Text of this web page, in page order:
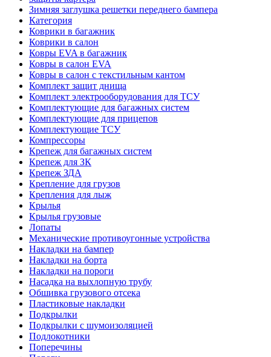
Зимняя заглушка решетки переднего бампера
Категория
Коврики в багажник
Коврики в салон
Ковры EVA в багажник
Ковры в салон EVA
Ковры в салон с текстильным кантом
Комплект защит днища
Комплект электрооборудования для ТСУ
Комплектующие для багажных систем
Комплектующие для прицепов
Комплектующие ТСУ
Компрессоры
Крепеж для багажных систем
Крепеж для ЗК
Крепеж ЗДА
Крепление для грузов
Крепления для лыж
Крылья
Крылья грузовые
Лопаты
Механические противоугонные устройства
Накладки на бампер
Накладки на борта
Накладки на пороги
Насадка на выхлопную трубу
Обшивка грузового отсека
Пластиковые накладки
Подкрылки
Подкрылки с шумоизоляцией
Подлокотники
Поперечины